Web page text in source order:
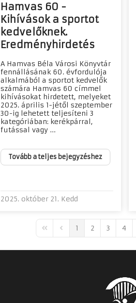
Hamvas 60 -
Kihívások a sportot
kedvelőknek.
Eredményhirdetés
A Hamvas Béla Városi Könyvtár
fennállásának 60. évfordulója
alkalmából a sportot kedvelők
számára Hamvas 60 címmel
kihívásokat hirdetett, melyeket
2025. április 1-jétől szeptember
30-ig lehetett teljesíteni 3
kategóriában: kerékpárral,
futással vagy ...
Tovább a teljes bejegyzéshez
2025. október 21. Kedd
First PagePrevious Page
1 2 3 4